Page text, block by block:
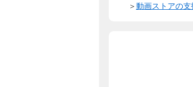
＞ 動画ストアの